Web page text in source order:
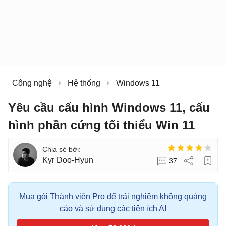
Công nghệ Hệ thống Windows 11
Yêu cầu cấu hình Windows 11, cấu
hình phần cứng tối thiểu Win 11
Kyr Doo-Hyun 37
Mua gói Thành viên Pro để trải nghiệm không quảng
cáo và sử dụng các tiện ích AI